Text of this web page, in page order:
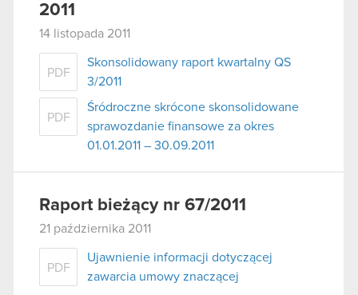
2011
14 listopada 2011
PDF
Skonsolidowany raport kwartalny QS
3/2011
PDF
Śródroczne skrócone skonsolidowane
sprawozdanie finansowe za okres
01.01.2011 – 30.09.2011
Raport bieżący nr 67/2011
21 października 2011
PDF
Ujawnienie informacji dotyczącej
zawarcia umowy znaczącej